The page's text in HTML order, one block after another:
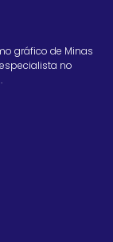
gráfico de Minas
no